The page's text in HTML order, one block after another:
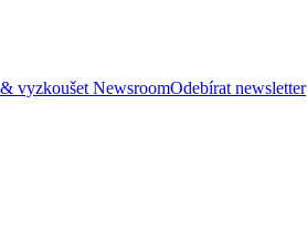
vyzkoušet NewsroomOdebírat newsletter